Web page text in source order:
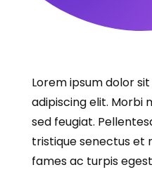
Lorem ipsum dolor
adipiscing elit. Morbi
sed feugiat.
tristique senectus et
fames ac turpis